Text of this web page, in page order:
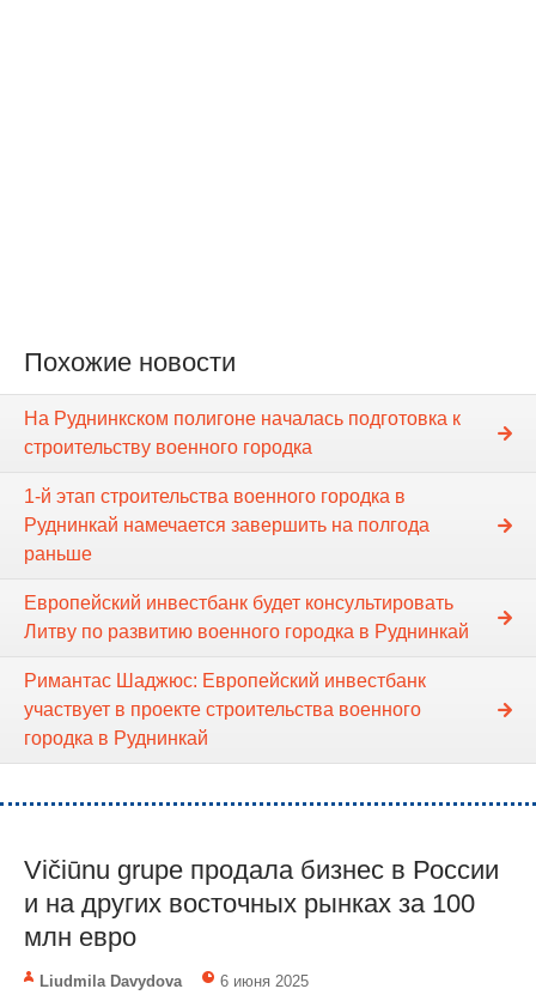
Похожие новости
На Руднинкском полигоне началась подготовка к
строительству военного городка
1-й этап строительства военного городка в
Руднинкай намечается завершить на полгода
раньше
Европейский инвестбанк будет консультировать
Литву по развитию военного городка в Руднинкай
Римантас Шаджюс: Европейский инвестбанк
участвует в проекте строительства военного
городка в Руднинкай
Vičiūnu grupe продала бизнес в России
и на других восточных рынках за 100
млн евро
Liudmila Davydova 6 июня 2025